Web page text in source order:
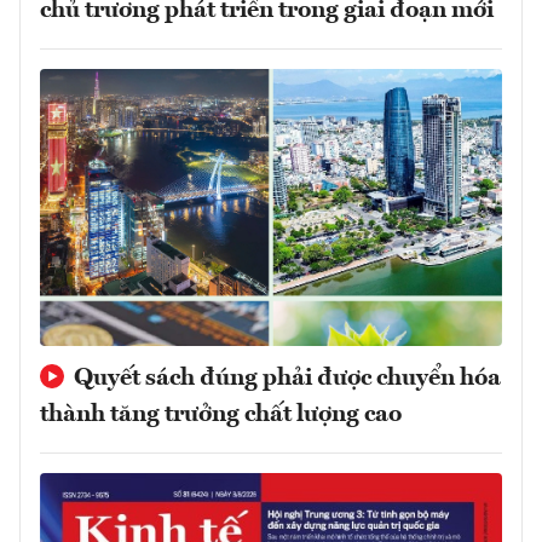
chủ trương phát triển trong giai đoạn mới
Quyết sách đúng phải được chuyển hóa
thành tăng trưởng chất lượng cao